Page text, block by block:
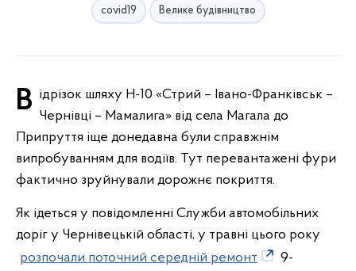
covid19 Велике будівництво
Відрізок шляху Н-10 «Стрий – Івано-Франківськ – Чернівці – Мамалига» від села Магала до
Припруття іще донедавна були справжнім
випробуванням для водіїв. Тут перевантажені фури
фактично зруйнували дорожнє покриття.
Як ідеться у повідомленні Служби автомобільних
доріг у Чернівецькій області, у травні цього року
розпочали поточний середній ремонт
9-